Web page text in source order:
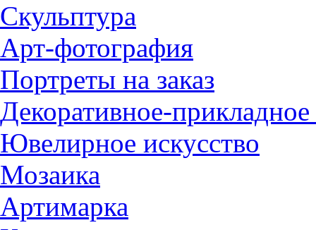
Скульптура
Арт-фотография
Портреты на заказ
Декоративное-прикладное
Ювелирное искусство
Мозаика
Артимарка